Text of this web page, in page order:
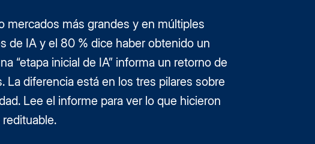
mercados más grandes y en múltiples
de IA y el 80 % dice haber obtenido un
“etapa inicial de IA” informa un retorno de
La diferencia está en los tres pilares sobre
Lee el informe para ver lo que hicieron